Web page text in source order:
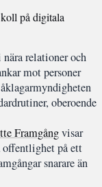
på digitala
relationer och
mot personer
oberoende
Framgångvisar
offentlighet på ett
snarare än